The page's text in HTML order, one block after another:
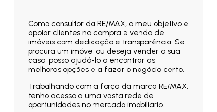
Como consultor da RE/MAX, o meu objetivo é
apoiar clientes na compra e venda de
imóveis com dedicação e transparência. Se
procura um imóvel ou deseja vender a sua
casa, posso ajudá-lo a encontrar as
melhores opções e a fazer o negócio certo.
Trabalhando com a força da marca RE/MAX,
tenho acesso a uma vasta rede de
oportunidades no mercado imobiliário.